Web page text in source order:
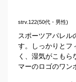
strv.122(50代・男性)
スポーツアパレル
す。しっかりとフ
く、湿気がこもら
マーのロゴのワン